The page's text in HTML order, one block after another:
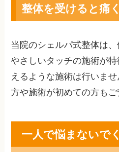
整体を受けると痛
当院のシェルパ式整体は、
やさしいタッチの施術が
えるような施術は行いま
方や施術が初めての方もご
一人で悩まないで